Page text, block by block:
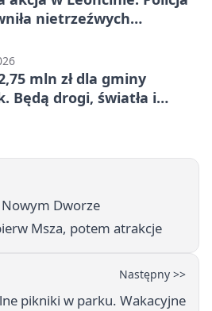
nietrzeźwych
mln zł dla gminy
Będą drogi, światła i
Dworze
Msza, potem atrakcje
Następny >>
pikniki w parku. Wakacyjne